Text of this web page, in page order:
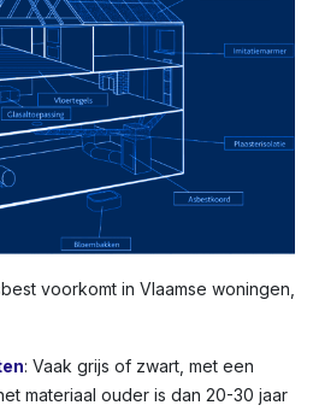
voorkomt in Vlaamse woningen,
: Vaak grijs of zwart, met een
materiaal ouder is dan 20-30 jaar